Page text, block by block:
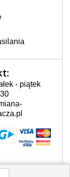
przez
posiadamy
jakości
A+ bez
do
bywa
lub
- piątek